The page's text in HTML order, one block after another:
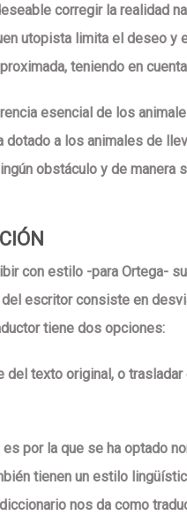
corregir la realidad
utopista limita el deseo y
teniendo en
esencial de los
dotado a los animales de
obstáculo y de manera
con estilo -para Ortega-
escritor consiste en
tiene dos opciones:
texto original, o
por la que se ha optado
tienen un estilo
nos da como